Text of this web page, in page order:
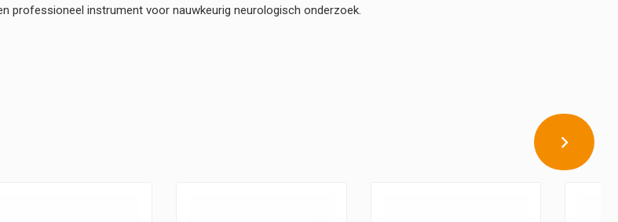
professioneel instrument voor nauwkeurig neurologisch onderzoek.